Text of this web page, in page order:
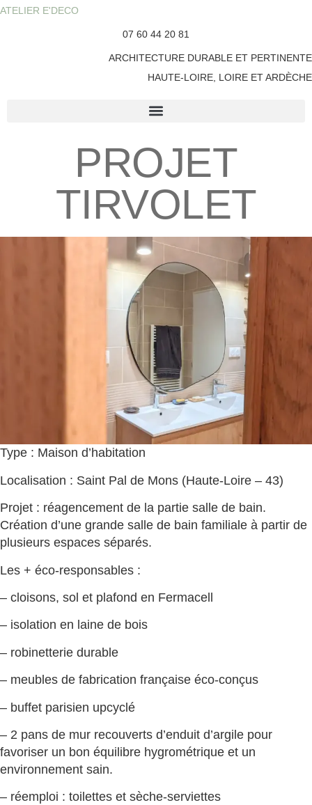
principal
ATELIER E'DECO
07 60 44 20 81
ARCHITECTURE DURABLE ET PERTINENTE
HAUTE-LOIRE, LOIRE ET ARDÈCHE
PROJET
TIRVOLET
Type : Maison d’habitation
Localisation : Saint Pal de Mons (Haute-Loire – 43)
Projet : réagencement de la partie salle de bain.
Création d’une grande salle de bain familiale à partir de
plusieurs espaces séparés.
Les + éco-responsables :
– cloisons, sol et plafond en Fermacell
– isolation en laine de bois
– robinetterie durable
– meubles de fabrication française éco-conçus
– buffet parisien upcyclé
– 2 pans de mur recouverts d’enduit d’argile pour
favoriser un bon équilibre hygrométrique et un
environnement sain.
– réemploi : toilettes et sèche-serviettes